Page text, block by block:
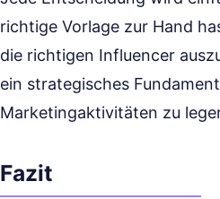
richtige Vorlage zur Hand
die richtigen Influencer
ein strategisches
Marketingaktivitäten zu
Fazit